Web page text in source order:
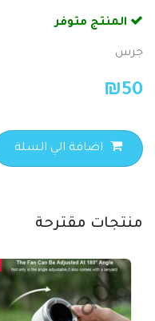
المنتج متوفر
جرس
₪50
اضافة الي السلة
منتجات مقترحة